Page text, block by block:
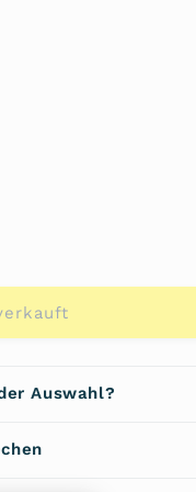
Auswahl?